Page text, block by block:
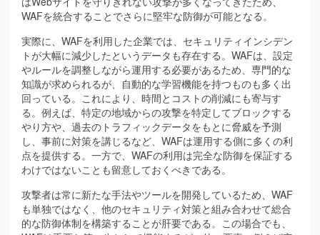
WAFを統合することでさらに堅牢な防御が可能となる。
実際に、WAFを利用した企業では、セキュリティインシデン
トが大幅に減少したというデータも存在する。WAFは、設定
やルールを調整しながら運用する必要があるため、専門的な
知識が求められるが、自動的な学習機能を持つものも多く出
回っている。これにより、時間とコストの削減にも寄与す
る。例えば、特定の地域からの攻撃を特定してブロックする
やり方や、過去のトラフィックデータをもとに脅威を予測
し、事前に対策を講じるなど、WAFは運用する側に多くの利
点を提供する。一方で、WAFの利用は完全な防御を保証する
わけではないことも留意しておくべきである。
攻撃者は常に新たな手法やツールを開発しているため、WAF
も単独ではなく、他のセキュリティ対策と組み合わせて総合
的な防御体制を構築することが肝要である。この場合でも、